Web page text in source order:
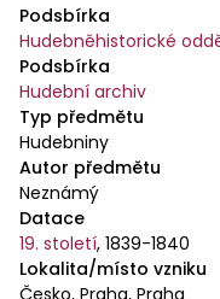
Podsbírka
Hudebněhistorické
Podsbírka
Hudební archiv
Typ předmětu
Hudebniny
Autor předmětu
Neznámý
Datace
19. století, 1839-1840
Lokalita/místo vzniku
Česko, Praha, Praha